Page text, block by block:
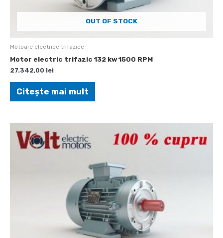
OUT OF STOCK
Motoare electrice trifazice
Motor electric trifazic 132 kw 1500 RPM
27.342,00 lei
Citește mai mult